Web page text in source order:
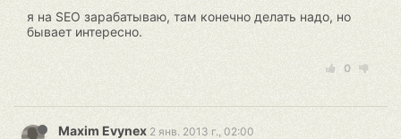
я на SEO зарабатываю, там конечно делать надо, но
бывает интересно.
0
Maxim Evynex 2 янв. 2013 г., 02:00